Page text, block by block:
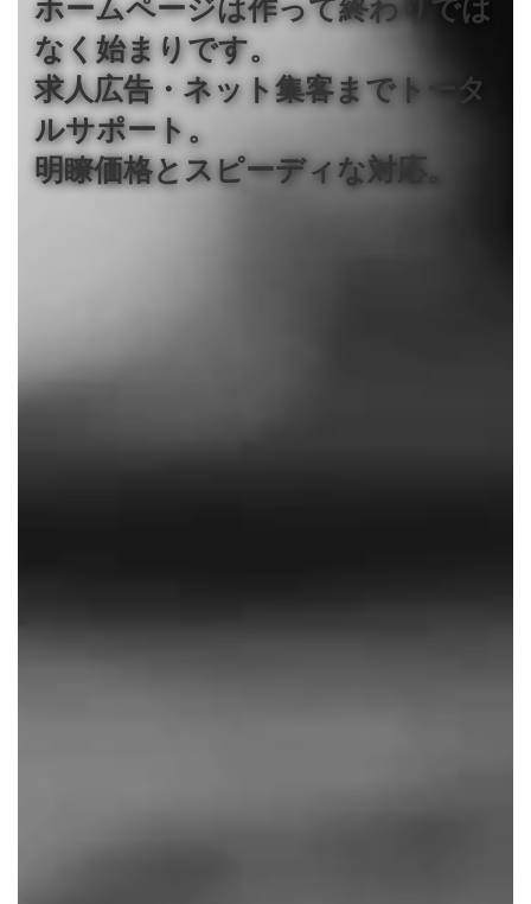
なく始まりです。
求人広告・ネット集客までトータ
ルサポート。
明瞭価格とスピーディな対応。